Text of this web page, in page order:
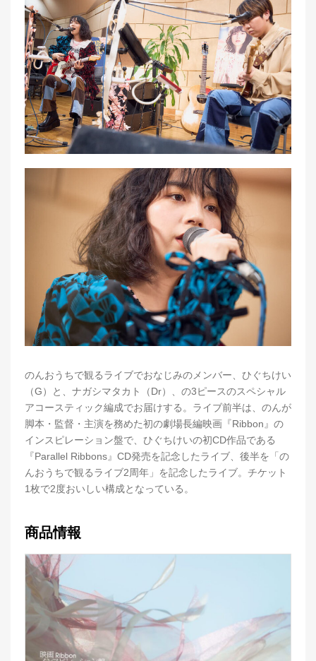
のんおうちで観るライブでおなじみのメンバー、ひぐちけい
（G）と、ナガシマタカト（Dr）、の3ピースのスペシャル
アコースティック編成でお届けする。ライブ前半は、のんが
脚本・監督・主演を務めた初の劇場長編映画『Ribbon』の
インスピレーション盤で、ひぐちけいの初CD作品である
『Parallel Ribbons』CD発売を記念したライブ、後半を「の
んおうちで観るライブ2周年」を記念したライブ。チケット
1枚で2度おいしい構成となっている。
商品情報